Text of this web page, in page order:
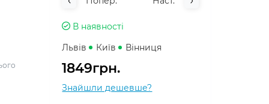
В наявності
Львів
Київ Вінниця
1849грн.
Знайшли дешевше?